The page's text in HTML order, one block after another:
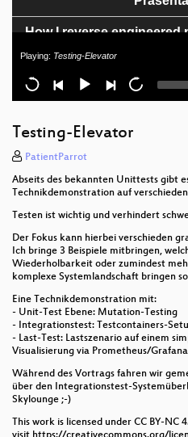
How I reverse engineered
eh23 Opening
Playing: Testing-Elevator
Testing-Elevator
PatientParrot
Abseits des bekannten Unittests gibt
Technikdemonstration auf
Testen ist wichtig und verhindert
Der Fokus kann hierbei verschieden
Ich bringe 3 Beispiele mitbringen,
Wiederholbarkeit oder zumindest
komplexe Systemlandschaft bringen
Eine Technikdemonstration mit:
- Unit-Test Ebene: Mutation-Testing
- Integrationstest: Testcontainers-
- Last-Test: Lastszenario auf einem
Visualisierung via Prometheus/Grafana
Während des Vortrags fahren wir
über den Integrationstest-
Skylounge ;-)
This work is licensed under CC BY-NC